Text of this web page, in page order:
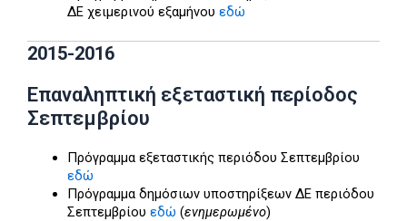
ΔΕ χειμερινού εξαμήνου εδώ
2015-2016
Επαναληπτική εξεταστική περίοδος
Σεπτεμβρίου
Πρόγραμμα εξεταστικής περιόδου Σεπτεμβρίου
εδώ
Πρόγραμμα δημόσιων υποστηρίξεων ΔΕ περιόδου
Σεπτεμβρίου εδώ (ενημερωμένο)